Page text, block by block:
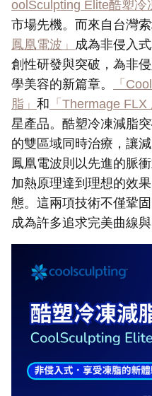
oolSculpting Elite酷塑冷
市場先機。而來自台灣
鳳凰電波」 成為非侵入
創性研發與突破，為非
學美容的新篇章。
「
脂」 和 「Thermage FLX
星產品。酷塑冷凍減脂
的雙區域同時治療，讓
鳳凰電波則以先進的脈
加熱原理達到理想的效
態。這兩項技術不僅鞏
成為許多追求完美曲線